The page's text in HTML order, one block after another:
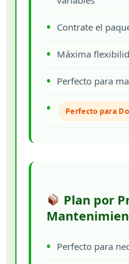
Contrate el
Máxima
Perfecto para
Perfecto para
Plan por
Perfecto para